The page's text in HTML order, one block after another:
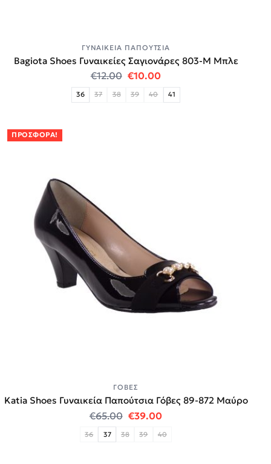
ΓΥΝΑΙΚΕΊΑ ΠΑΠΟΎΤΣΙΑ
Bagiota Shoes Γυναικείες Σαγιονάρες 803-Μ Μπλε
€12.00 Original price was: €12.00.
€10.00Η τρέχουσα τιμή
36 37 38 39 40 41
ΠΡΟΣΦΟΡΆ!
ΓΌΒΕΣ
Katia Shoes Γυναικεία Παπούτσια Γόβες 89-872 Μαύρο
€65.00 Original price was: €65.00.
€39.00Η τρέχουσα τιμή
36 37 38 39 40